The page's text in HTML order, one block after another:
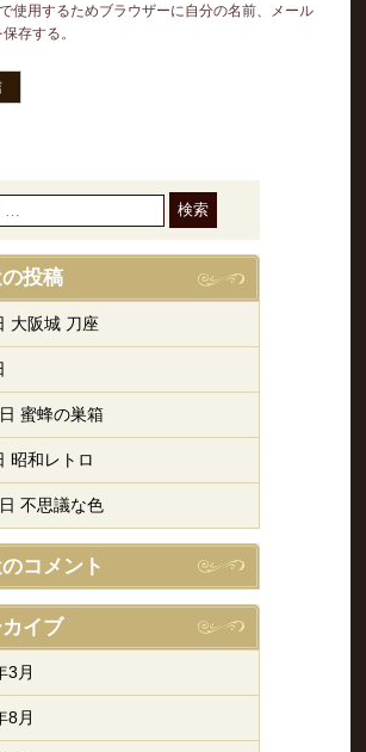
使用するためブラウザーに自分の名前、メール
存する。
投稿
大阪城 刀座
蜜蜂の巣箱
昭和レトロ
不思議な色
コメント
イブ
3月
8月